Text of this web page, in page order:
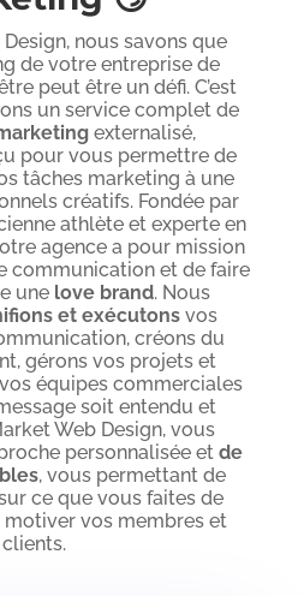
nous savons que
de votre entreprise de
peut être un défi. C’est
un service complet de
externalisé,
pour vous permettre de
tâches marketing à une
créatifs. Fondée par
athlète et experte en
agence a pour mission
communication et de faire
une love brand. Nous
et exécutons vos
créons du
gérons vos projets et
équipes commerciales
soit entendu et
Web Design, vous
personnalisée et de
, vous permettant de
ce que vous faites de
motiver vos membres et
clients.